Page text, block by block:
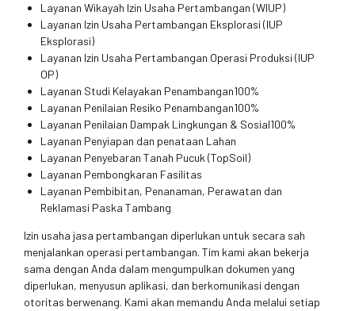
Layanan Wikayah Izin Usaha Pertambangan (WIUP)
Layanan Izin Usaha Pertambangan Eksplorasi (IUP
Eksplorasi)
Layanan Izin Usaha Pertambangan Operasi Produksi (IUP
OP)
Layanan Studi Kelayakan Penambangan100%
Layanan Penilaian Resiko Penambangan100%
Layanan Penilaian Dampak Lingkungan & Sosial100%
Layanan Penyiapan dan penataan Lahan
Layanan Penyebaran Tanah Pucuk (TopSoil)
Layanan Pembongkaran Fasilitas
Layanan Pembibitan, Penanaman, Perawatan dan
Reklamasi Paska Tambang
Izin usaha jasa pertambangan diperlukan untuk secara sah
menjalankan operasi pertambangan. Tim kami akan bekerja
sama dengan Anda dalam mengumpulkan dokumen yang
diperlukan, menyusun aplikasi, dan berkomunikasi dengan
otoritas berwenang. Kami akan memandu Anda melalui setiap